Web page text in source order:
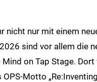
nicht nur mit einem
sind vor allem die
on Tap Stage.
Motto